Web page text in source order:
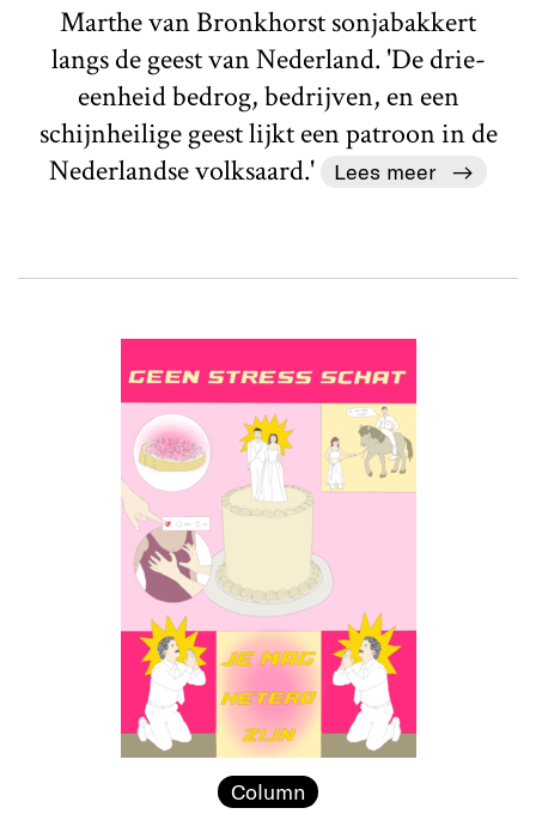
Marthe van Bronkhorst sonjabakkert
langs de geest van Nederland. 'De drie-
eenheid bedrog, bedrijven, en een
schijnheilige geest lijkt een patroon in de
Nederlandse volksaard.'
Lees meer
Column